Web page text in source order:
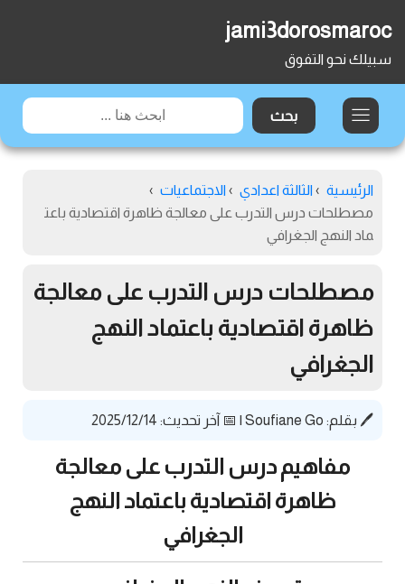
jami3dorosmaroc
سبيلك نحو التفوق
الرئيسية › الثالثة اعدادي › الاجتماعيات ›
مصطلحات درس التدرب على معالجة ظاهرة اقتصادية باعت
ماد النهج الجغرافي
مصطلحات درس التدرب على معالجة
ظاهرة اقتصادية باعتماد النهج
الجغرافي
🖊️ بقلم: Soufiane Go
| 📅 آخر تحديث: 2025/12/14
مفاهيم درس التدرب على معالجة
ظاهرة اقتصادية باعتماد النهج
الجغرافي